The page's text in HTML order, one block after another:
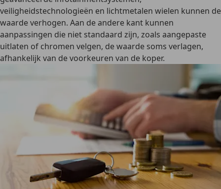
veiligheidstechnologieën en lichtmetalen wielen kunnen de
waarde verhogen. Aan de andere kant kunnen
aanpassingen die niet standaard zijn, zoals aangepaste
uitlaten of chromen velgen, de waarde soms verlagen,
afhankelijk van de voorkeuren van de koper.